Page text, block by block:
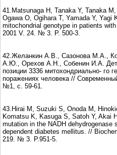
41.Matsunaga H, Tanaka Y, Tanaka
Ogawa O, Ogihara T, Yamada Y, Yagi
mitochondrial genotype in patients
2001 V. 24. № 3. P. 500-3.
42.Желанкин А.В., Сазонова М.А.,
А.Ю., Орехов А.Н., Собенин И.А.
позиции 3336 митохондриально- го
поражениях человека //
№1, с. 59-61.
43.Hirai M, Suzuki S, Onoda M,
Komatsu K, Kasuga S, Satoh Y, Akai
mutation in the NADH dehydrogenase
dependent diabetes mellitus. //
219. № 3. P.951-5.